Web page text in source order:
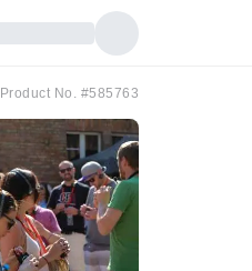
Product No. #585763